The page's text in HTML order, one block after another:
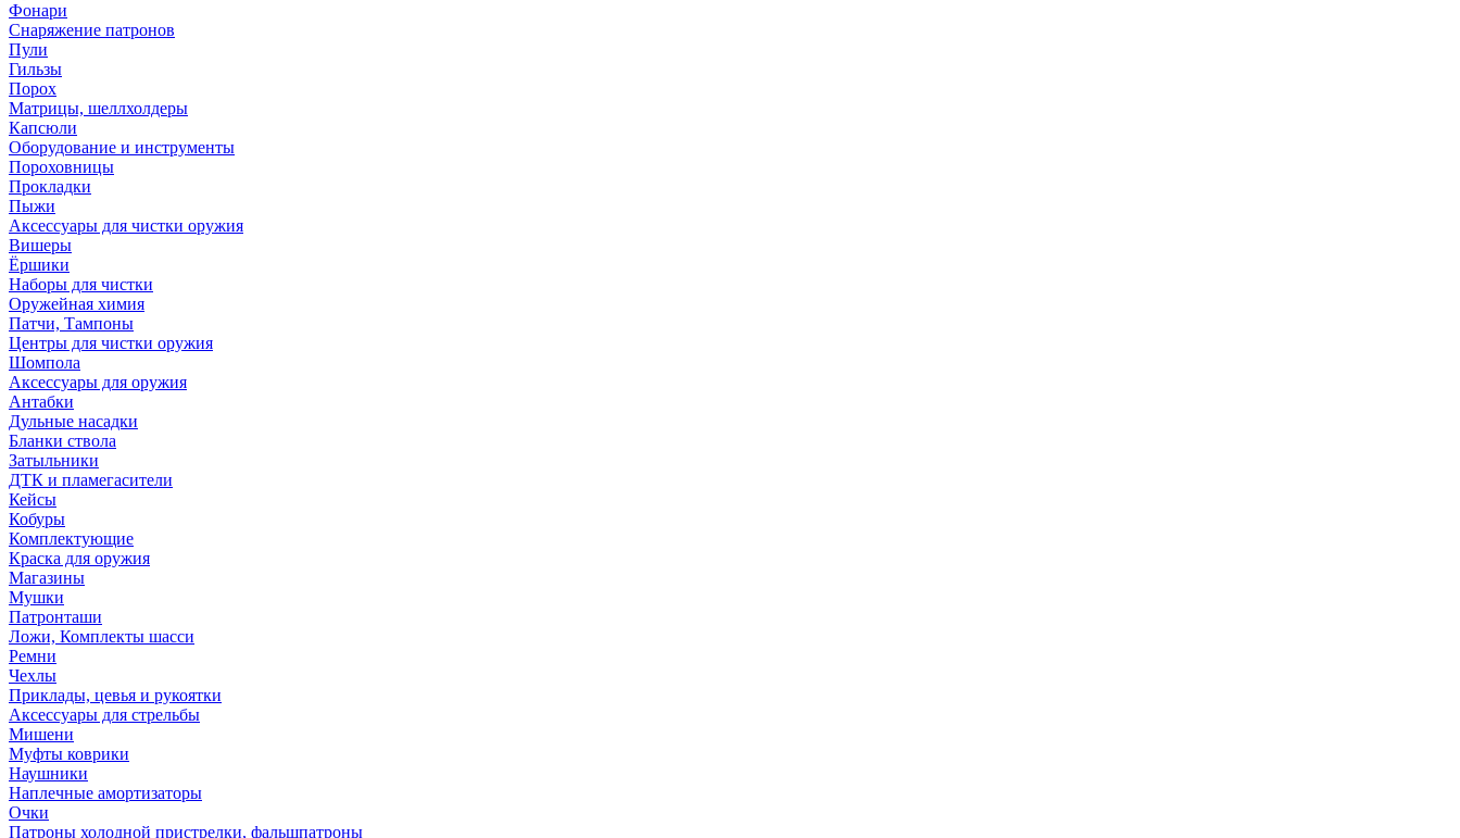
Фонари
Снаряжение патронов
Пули
Гильзы
Порох
Матрицы, шеллхолдеры
Капсюли
Оборудование и инструменты
Пороховницы
Прокладки
Пыжи
Аксессуары для чистки оружия
Вишеры
Ёршики
Наборы для чистки
Оружейная химия
Патчи, Тампоны
Центры для чистки оружия
Шомпола
Аксессуары для оружия
Антабки
Дульные насадки
Бланки ствола
Затыльники
ДТК и пламегасители
Кейсы
Кобуры
Комплектующие
Краска для оружия
Магазины
Мушки
Патронташи
Ложи, Комплекты шасси
Ремни
Чехлы
Приклады, цевья и рукоятки
Аксессуары для стрельбы
Мишени
Муфты коврики
Наушники
Наплечные амортизаторы
Очки
Патроны холодной пристрелки, фальшпатроны